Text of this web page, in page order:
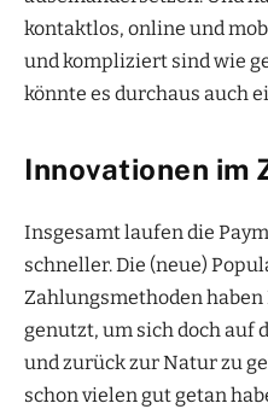
kontaktlos, online und
und kompliziert sind wie
könnte es durchaus auch
Innovationen im
Insgesamt laufen die
schneller. Die (neue)
Zahlungsmethoden
genutzt, um sich doch auf
und zurück zur Natur zu
schon vielen gut getan